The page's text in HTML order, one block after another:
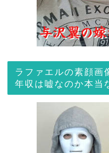
ラファエルの素顔画
年収は嘘なのか本当